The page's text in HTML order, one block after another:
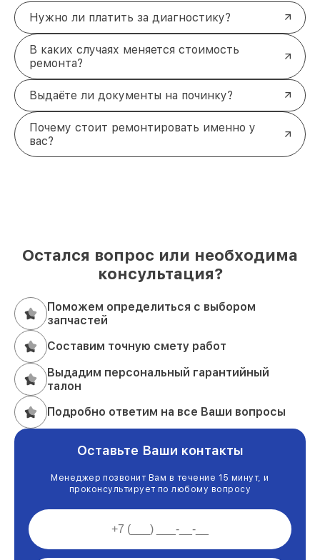
Нужно ли платить за диагностику?
В каких случаях меняется стоимость
ремонта?
Выдаёте ли документы на починку?
Почему стоит ремонтировать именно у
вас?
Остался вопрос или необходима
консультация?
Поможем определиться с выбором
запчастей
Составим точную смету работ
Выдадим персональный гарантийный
талон
Подробно ответим на все Ваши вопросы
Оставьте Ваши контакты
Менеджер позвонит Вам в течение 15 минут, и
проконсультирует по любому вопросу